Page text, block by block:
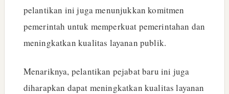
pelantikan ini juga menunjukkan komitmen
pemerintah untuk memperkuat pemerintahan dan
meningkatkan kualitas layanan publik.
Menariknya, pelantikan pejabat baru ini juga
diharapkan dapat meningkatkan kualitas layanan